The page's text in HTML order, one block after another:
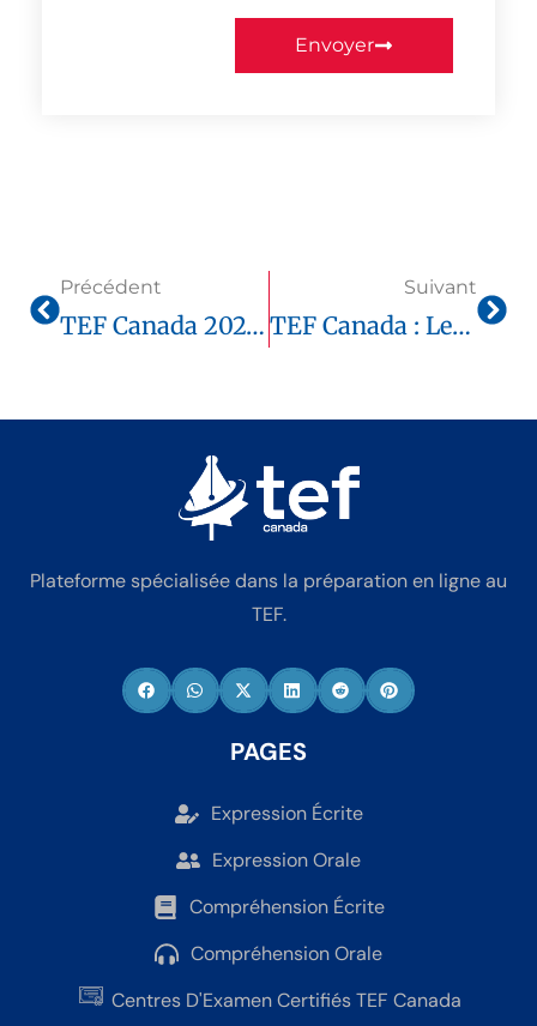
Envoyer
Précédent
TEF Canada 2025 Peut-On Repasser Seulement Une Compétence
Suivant
TEF Canada : Les Clés Réelles Pour Atteindre Le Niveau C1
Plateforme spécialisée dans la préparation en ligne au
TEF.
PAGES
Expression Écrite
Expression Orale
Compréhension Écrite
Compréhension Orale
Centres D'Examen Certifiés TEF Canada